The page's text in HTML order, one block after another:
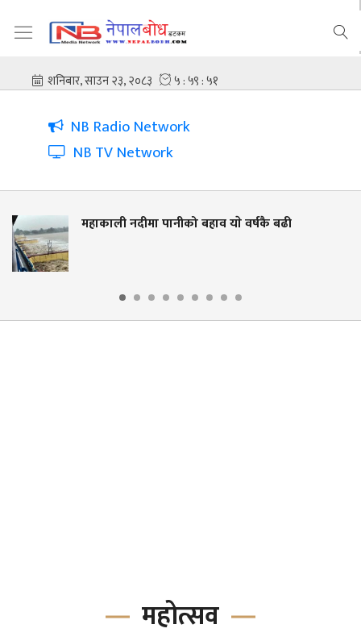
NB Radio Network
NB TV Network
बहाव याे वर्षकै बढी
नदी किनार
महोत्सव